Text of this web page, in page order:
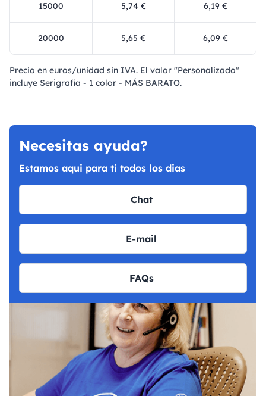
15000 5,74 € 6,19 €
20000 5,65 € 6,09 €
Precio en euros/unidad sin IVA. El valor "Personalizado"
incluye Serigrafía - 1 color - MÁS BARATO.
Necesitas ayuda?
Estamos aqui para ti todos los dias
Chat
E-mail
FAQs